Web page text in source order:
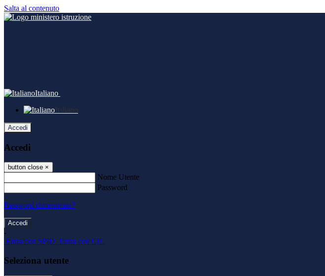
Salta al contenuto
Italiano
Italiano
Accedi
Accedi
button close ×
Nome Utente
Password
Password dimenticata?
-
Entra con SPID Entra con CIE
Seleziona utente